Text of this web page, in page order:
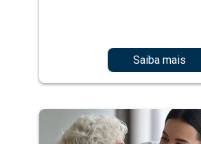
Saiba mais